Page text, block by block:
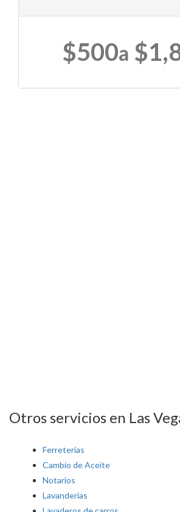
$500a
Otros servicios en Las
Ferreterías
Cambio de Aceite
Notarios
Lavanderías